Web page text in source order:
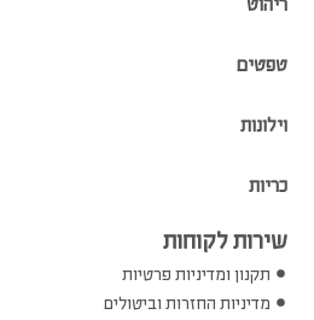
טפטים
וילונות
כריות
שירות לקוחות
תקנון ומדיניות פרטיות
מדיניות החזרות וביטולים